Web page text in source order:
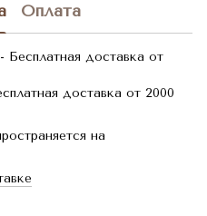
Оплата
доставка от
доставка от 2000
на